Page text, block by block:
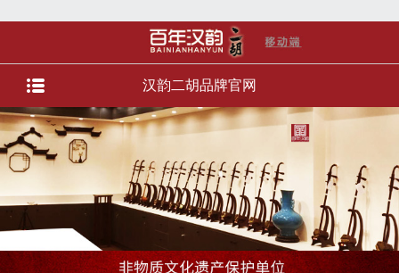
汉韵二胡品牌官网